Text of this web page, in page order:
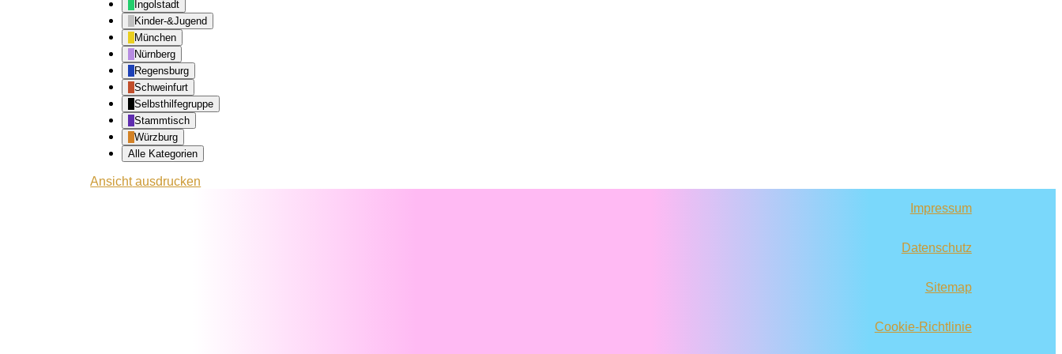
Ingolstadt
Kinder-&Jugend
München
Nürnberg
Regensburg
Schweinfurt
Selbsthilfegruppe
Stammtisch
Würzburg
Alle Kategorien
Ansichtausdrucken
Impressum
Datenschutz
Sitemap
Cookie-Richtlinie